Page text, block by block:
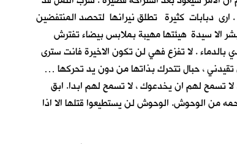
. ارى دبابات كثيرة تطلق نيرانها لتحصد المنتفضين
الا سيدة هيئتها مهيبة بملابس بيضاء تفترش
بالدماء . لا تفزع فهي لن تكون الاخيرة فانت سترى
، حبال تتحرك بذاتها من دون يد تحركها …
تسمح لهم ان يخدعوك ، لا تسمح لهم ابدا. ابق
من الوحوش. الوحوش لن يستطيعوا قتلها الا اذا